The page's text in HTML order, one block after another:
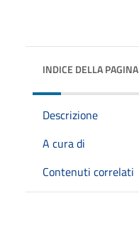
INDICE DELLA PAGINA
Descrizione
A cura di
Contenuti correlati